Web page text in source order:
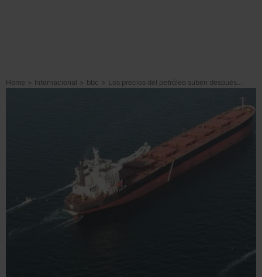
Home > Internacional > bbc > Los precios del petróleo suben después de que 3 buques fueran atacados cerca del estrecho de Ormuz